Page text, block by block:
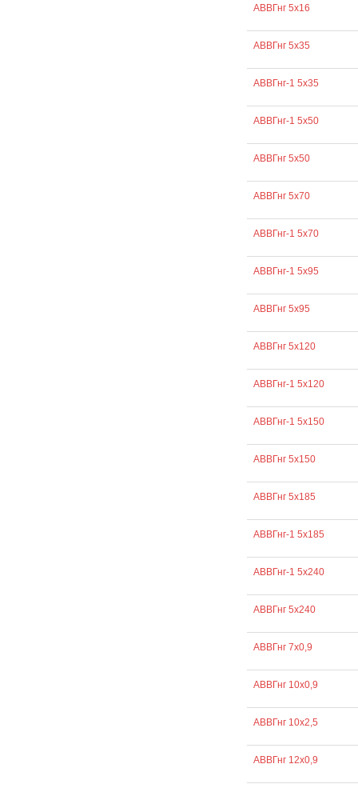
АВВГнг 5х16
АВВГнг 5х35
АВВГнг-1 5х35
АВВГнг-1 5х50
АВВГнг 5х50
АВВГнг 5х70
АВВГнг-1 5х70
АВВГнг-1 5х95
АВВГнг 5х95
АВВГнг 5х120
АВВГнг-1 5х120
АВВГнг-1 5х150
АВВГнг 5х150
АВВГнг 5х185
АВВГнг-1 5х185
АВВГнг-1 5х240
АВВГнг 5х240
АВВГнг 7х0,9
АВВГнг 10х0,9
АВВГнг 10х2,5
АВВГнг 12х0,9